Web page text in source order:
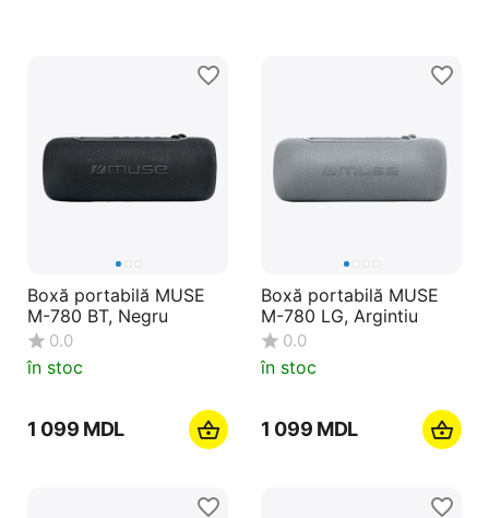
Boxă portabilă MUSE
M-780 BT, Negru
0.0
în stoc
1 099 MDL
Boxă portabilă MUSE
M-780 LG, Argintiu
0.0
în stoc
1 099 MDL